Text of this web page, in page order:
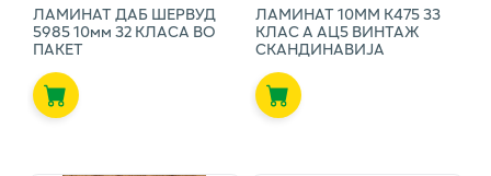
ЛАМИНАТ ДАБ ШЕРВУД
5985 10мм 32 КЛАСА ВО
ПАКЕТ
ЛАМИНАТ 10ММ К475 33
КЛАС А АЦ5 ВИНТАЖ
СКАНДИНАВИЈА